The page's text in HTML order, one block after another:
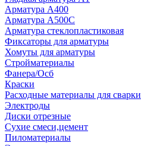
Арматура А400
Арматура A500C
Арматура стеклопластиковая
Фиксаторы для арматуры
Хомуты для арматуры
Стройматериалы
Фанера/Осб
Краски
Расходные материалы для сварки
Электроды
Диски отрезные
Сухие смеси,цемент
Пиломатериалы